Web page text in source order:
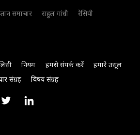
समाचार राहुल गांधी
रेसिपी
नियम हमसे संपर्क करें
हमारे उसूल
संग्रह विषय संग्रह